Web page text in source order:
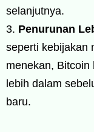
selanjutnya.
Penurunan
seperti kebijakan
menekan, Bitcoin
lebih dalam
baru.